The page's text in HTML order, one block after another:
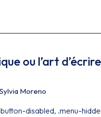
ou l’art
Sylvia Moreno
disabled, .menu-